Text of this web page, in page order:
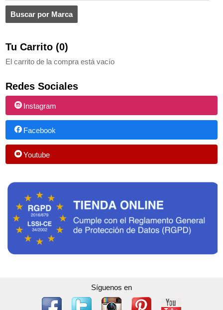
Tu Carrito (0)
El carrito de la compra está vacío
Redes Sociales
Instagram
Facebook
Youtube
Síguenos en